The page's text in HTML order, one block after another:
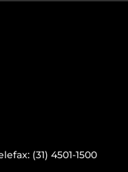
(31) 4501-1500